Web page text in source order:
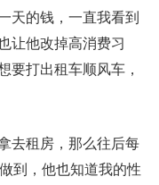
天的钱，一直我看到
让他改掉高消费习
要打出租车顺风车，
去租房，那么往后每
到，他也知道我的性